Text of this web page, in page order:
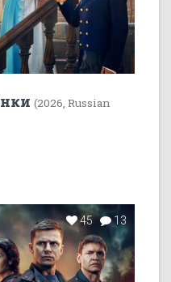
(2026, Russian
45 13